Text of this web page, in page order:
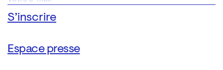
Espace presse